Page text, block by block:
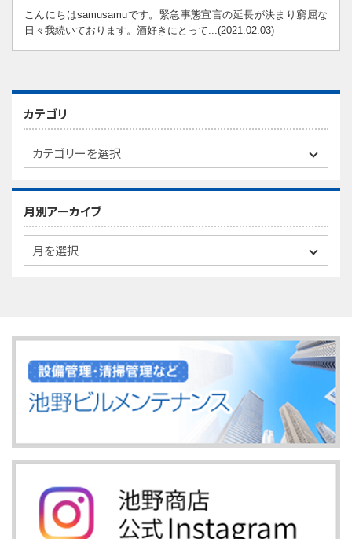
こんにちはsamusamuです。緊急事態宣言の延長が決まり窮屈な
日々我続いております。酒好きにとって...(2021.02.03)
カテゴリ
月別アーカイブ